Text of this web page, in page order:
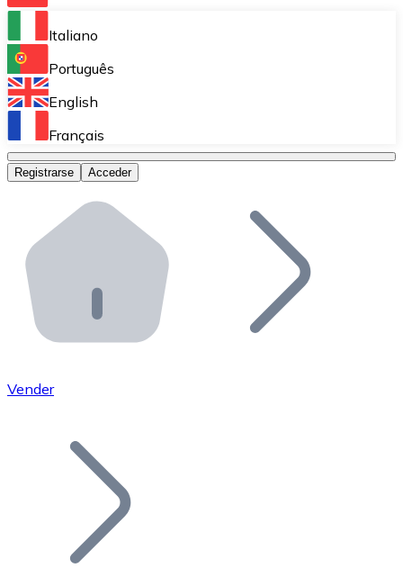
Bitnovo Ramp
Integra nuestra solución en tu plataforma.
Bitnovo Giftcards
Bitnovo OTC
Bitnovo ATM
Integra un ATM Bitnovo en tu negocio y permite que
Bitnovo API
Integra nuestra API en tu ecosistema.
Únete a nuestra red de distribuidores.
Añade tu proyecto a nuestro ecosistema.
Italiano
Português
English
Français
Registrarse Acceder
Vender